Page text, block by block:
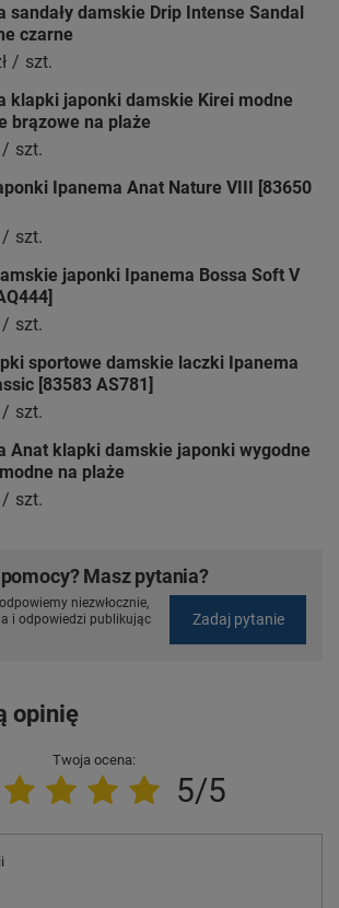
sandały damskie Drip Intense Sandal
czarne
/ szt.
klapki japonki damskie Kirei modne
brązowe na plaże
/ szt.
Ipanema Anat Nature VIII [83650
/ szt.
japonki Ipanema Bossa Soft V
/ szt.
sportowe damskie laczki Ipanema
[83583 AS781]
/ szt.
Anat klapki damskie japonki wygodne
na plaże
/ szt.
Masz pytania?
niezwłocznie,
i odpowiedzi publikując
Zadaj pytanie
opinię
Twoja ocena:
5/5